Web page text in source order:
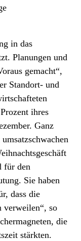
in das
Planungen und
gemacht“,
Standort- und
ihres
Ganz
für den
Sie haben
dass die
verweilen“, so
die
stärkten.